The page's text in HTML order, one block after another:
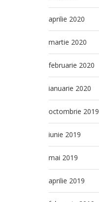
aprilie 2020
martie 2020
februarie 2020
ianuarie 2020
octombrie 2019
iunie 2019
mai 2019
aprilie 2019